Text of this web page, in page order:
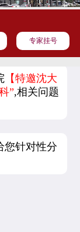
专家挂号
【特邀沈大
”,相关问题
您针对性分